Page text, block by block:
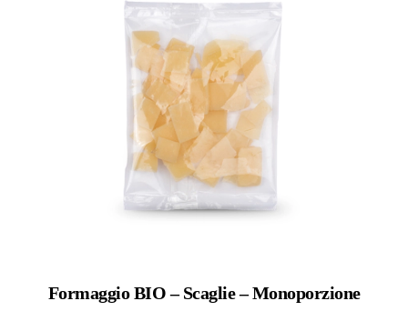
Formaggio BIO – Scaglie – Monoporzione